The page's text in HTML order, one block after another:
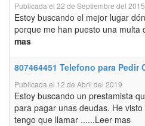
Publicada el 22 de Septiembre del 2015
Estoy buscando el mejor lugar
porque me han puesto una multa
mas
807464451 Telefono para Pedir
Publicada el 12 de Abril del 2019
Estoy buscando un prestamista
para pagar unas deudas. He
tengo que llamar ......Leer mas